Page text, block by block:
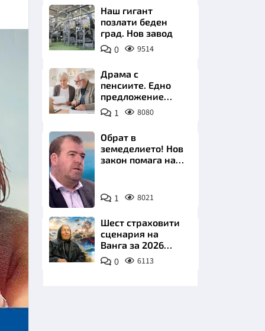
ХРАНА
ИКОНОМИКА
Наш гигант
позлати беден
град. Нов завод
0 9514
Драма с
пенсиите. Едно
предложение
удря над 800 000
българи
1 8080
Снимка:
бТВ
Обрат в
земеделието! Нов
закон помага на
1 8021
Шест страховити
сценария на
Ванга за 2026
година
0 6113